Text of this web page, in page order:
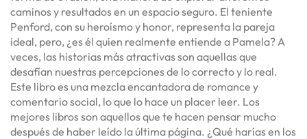
caminos y resultados en un espacio seguro. El teniente
Penford, con su heroísmo y honor, representa la pareja
ideal, pero, ¿es él quien realmente entiende a Pamela? A
veces, las historias más atractivas son aquellas que
desafían nuestras percepciones de lo correcto y lo real.
Este libro es una mezcla encantadora de romance y
comentario social, lo que lo hace un placer leer. Los
mejores libros son aquellos que te hacen pensar mucho
después de haber leído la última página. ¿Qué harías en los